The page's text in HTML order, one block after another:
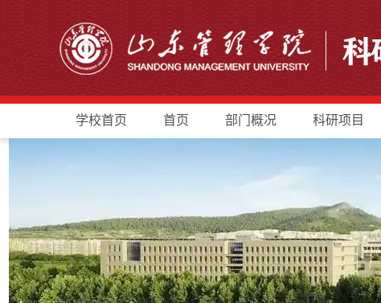
学校首页 首页 部门概况 科研项目